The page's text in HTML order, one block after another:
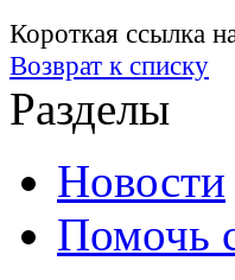
Короткая ссылка
Возврат к списку
Разделы
Новости
Помочь